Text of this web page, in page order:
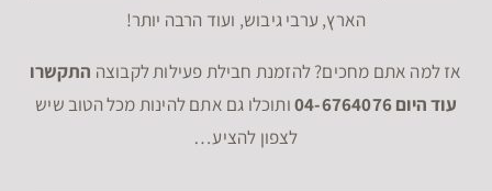
הארץ, ערבי גיבוש, ועוד הרבה יותר!
אז למה אתם מחכים? להזמנת חבילת פעילות לקבוצה התקשרו
עוד היום 04-6764076
ותוכלו גם אתם להינות מכל הטוב שיש
לצפון להציע…